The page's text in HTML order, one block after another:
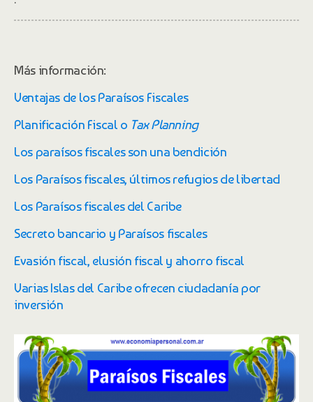
Más información:
Ventajas de los Paraísos Fiscales
Planificación Fiscal o Tax Planning
Los paraísos fiscales son una bendición
Los Paraísos fiscales, últimos refugios de libertad
Los Paraísos fiscales del Caribe
Secreto bancario y Paraísos fiscales
Evasión fiscal, elusión fiscal y ahorro fiscal
Varias Islas del Caribe ofrecen ciudadanía por
inversión